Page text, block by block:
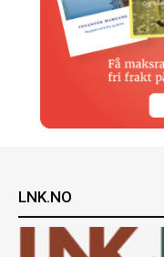
LNK.NO